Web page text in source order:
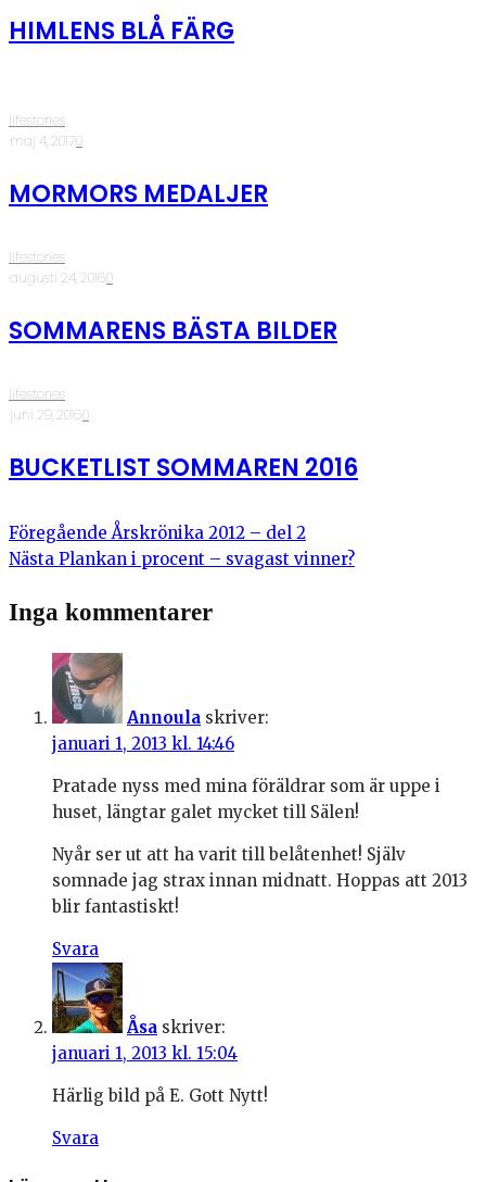
HIMLENS BLÅ FÄRG
lifestories
·maj 4, 2017·0
MORMORS MEDALJER
lifestories
·augusti 24, 2016·0
SOMMARENS BÄSTA BILDER
lifestories
·juni 29, 2016·0
BUCKETLIST SOMMAREN 2016
Föregående Årskrönika 2012 – del 2
Nästa Plankan i procent – svagast vinner?
Inga kommentarer
Annoula skriver:
januari 1, 2013 kl. 14:46
Pratade nyss med mina föräldrar som är uppe i
huset, längtar galet mycket till Sälen!
Nyår ser ut att ha varit till belåtenhet! Själv
somnade jag strax innan midnatt. Hoppas att 2013
blir fantastiskt!
Svara
Åsa skriver:
januari 1, 2013 kl. 15:04
Härlig bild på E. Gott Nytt!
Svara